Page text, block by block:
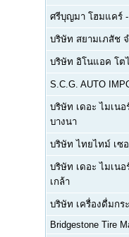
ศรีบุญมา โฮมแคร์ -
บริษัท สยามเภสัช
บริษัท อิโนแอค โต
S.C.G. AUTO
บริษัท เดอะ ไมเน
บางนา
บริษัท ไทยไทม์ เซ
บริษัท เดอะ ไมเน
เกล้า
บริษัท เครื่องดื่มกร
Bridgestone Tire